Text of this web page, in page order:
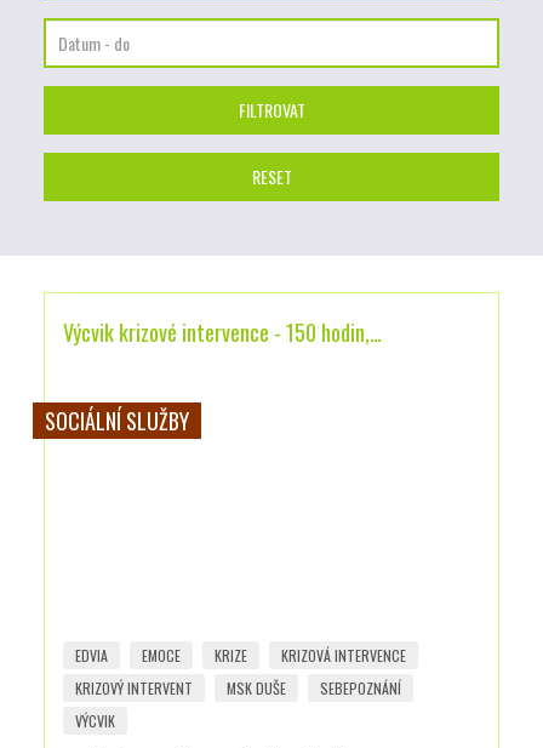
Výcvik krizové intervence - 150 hodin,…
SOCIÁLNÍ SLUŽBY
EDVIA EMOCE KRIZE
KRIZOVÁ INTERVENCE
KRIZOVÝ INTERVENT
MSK DUŠE
SEBEPOZNÁNÍ
VÝCVIK